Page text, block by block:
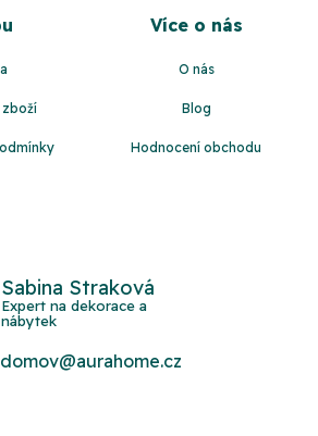
zboží
Více o nás
O nás
Blog
Hodnocení obchodu
Sabina Straková
domov@aurahome.cz